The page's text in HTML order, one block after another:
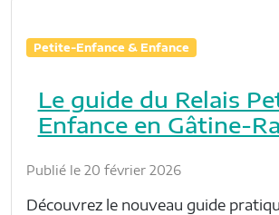
Petite-Enfance & Enfance
Le guide du Relais
Enfance en Gâtine-
Publié le 20 février 2026
Découvrez le nouveau guide